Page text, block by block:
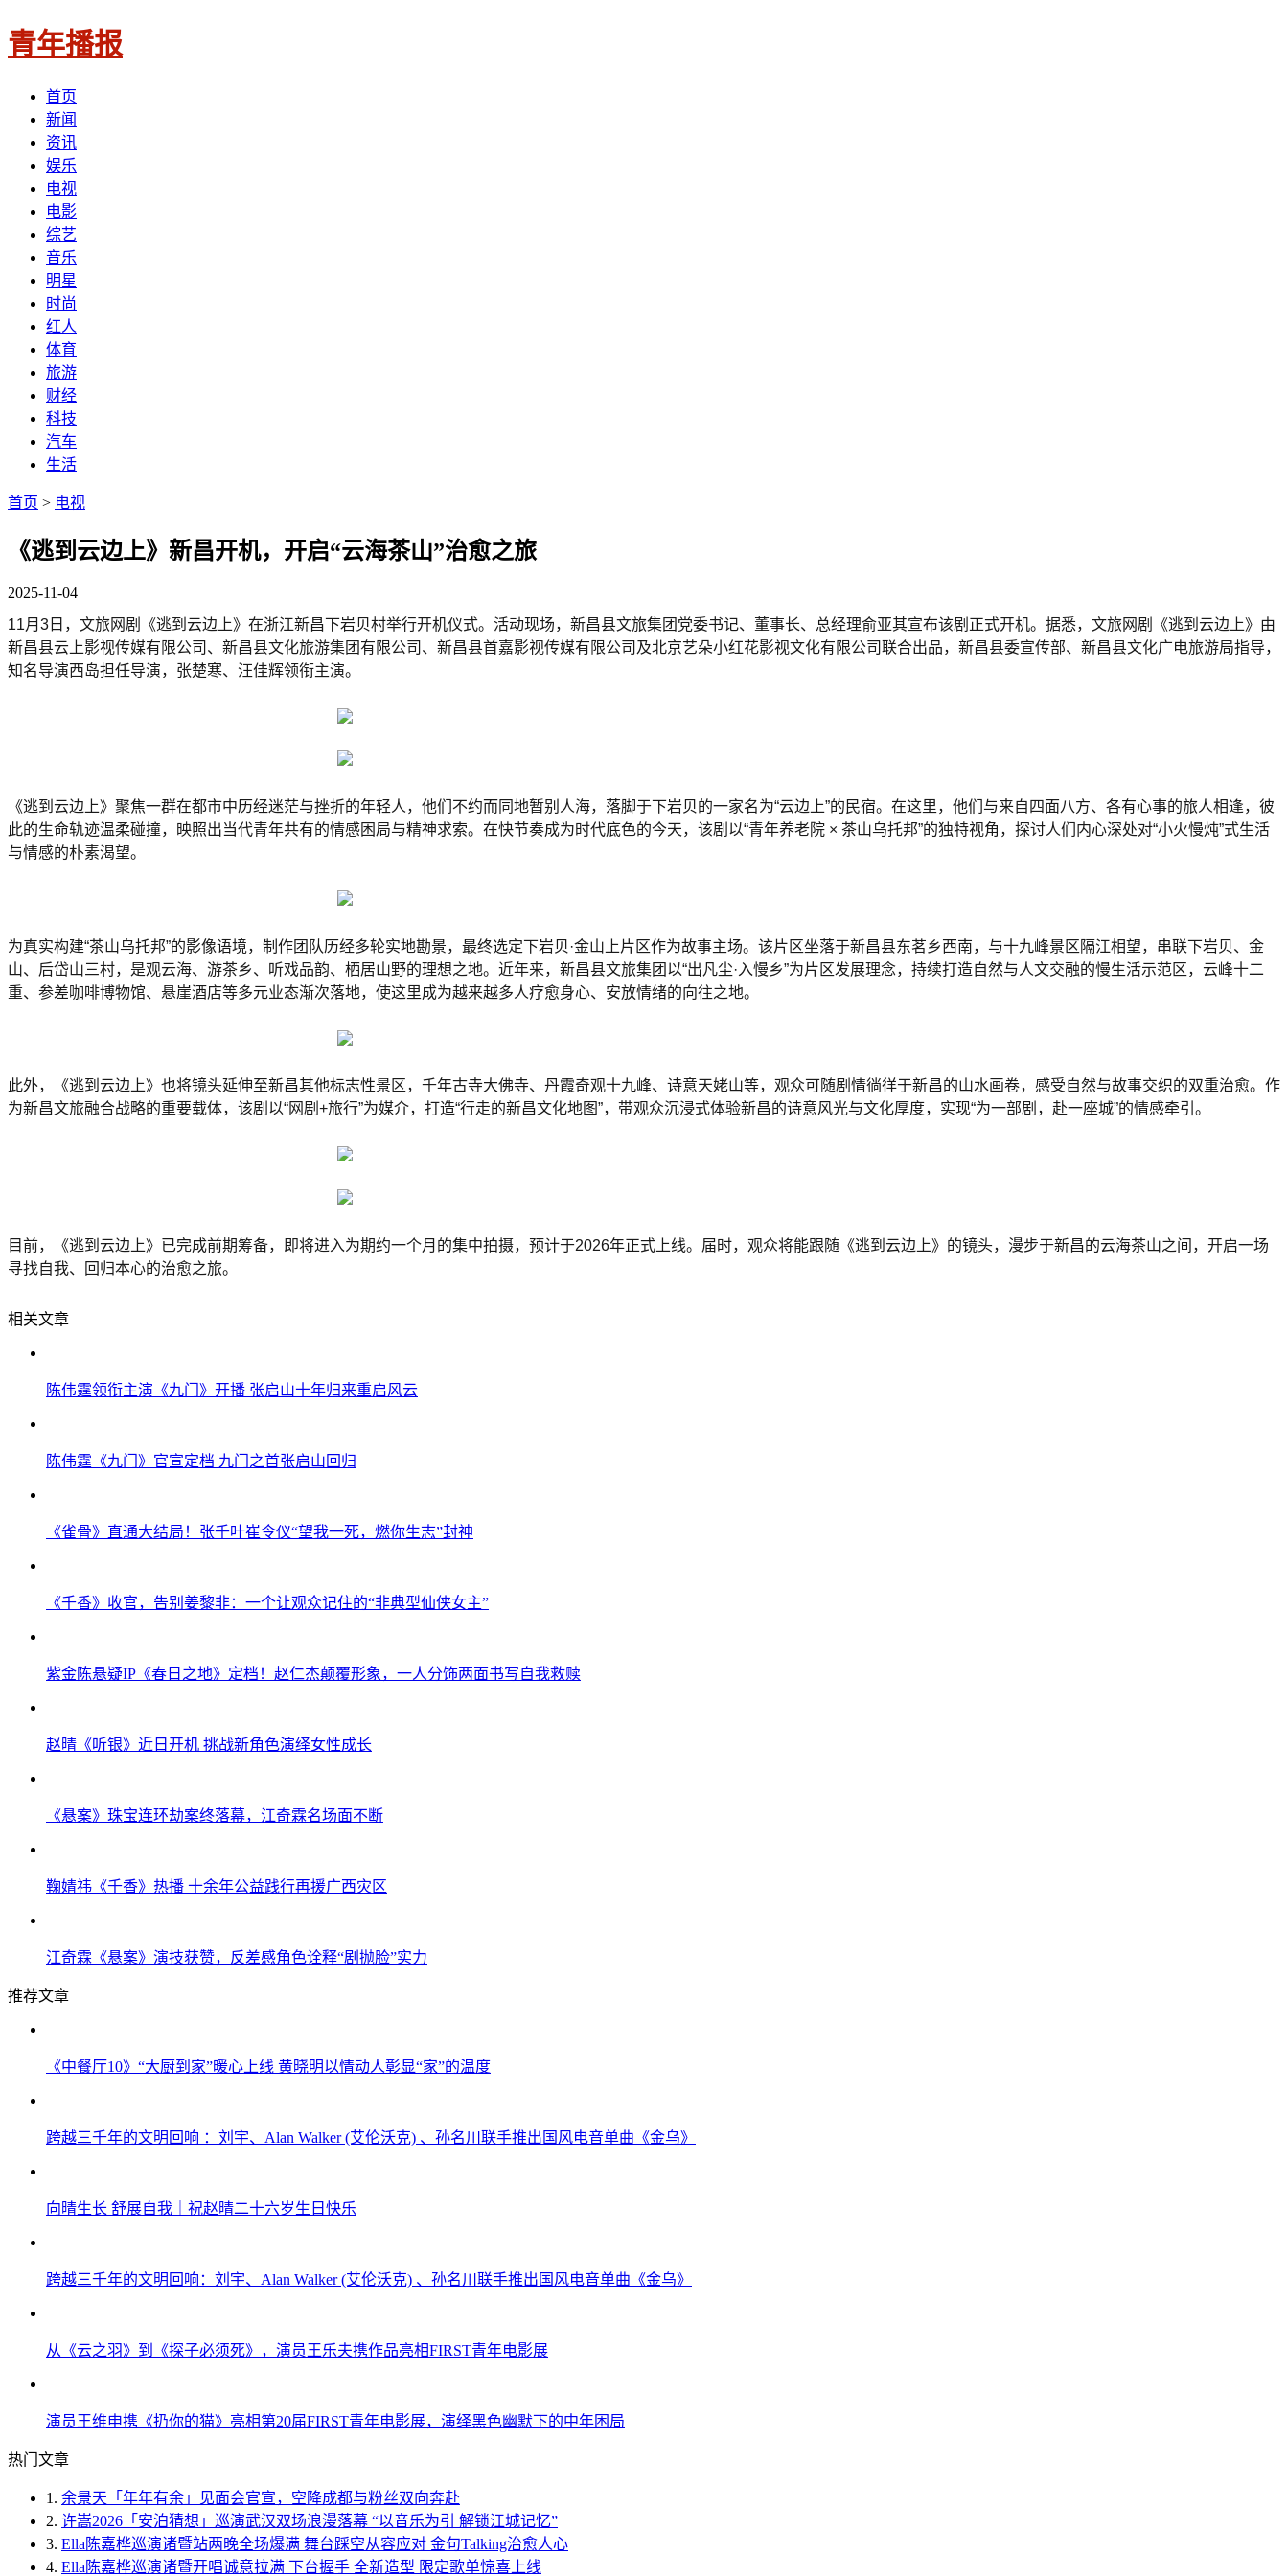
青年播报
首页
新闻
资讯
娱乐
电视
电影
综艺
音乐
明星
时尚
红人
体育
旅游
财经
科技
汽车
生活
首页 > 电视
《逃到云边上》新昌开机，开启“云海茶山”治愈之旅
2025-11-04
11月3日，文旅网剧《逃到云边上》在浙江新昌下岩贝村举行开机仪式。活动现场，新昌县文旅集团党委书记、董事长、总经理俞亚其宣布该剧正式开机。据悉，文旅网剧《逃到云边上》由
新昌县云上影视传媒有限公司、新昌县文化旅游集团有限公司、新昌县首嘉影视传媒有限公司及北京艺朵小红花影视文化有限公司联合出品，新昌县委宣传部、新昌县文化广电旅游局指导，
知名导演西岛担任导演，张楚寒、汪佳辉领衔主演。
《逃到云边上》聚焦一群在都市中历经迷茫与挫折的年轻人，他们不约而同地暂别人海，落脚于下岩贝的一家名为“云边上”的民宿。在这里，他们与来自四面八方、各有心事的旅人相逢，彼
此的生命轨迹温柔碰撞，映照出当代青年共有的情感困局与精神求索。在快节奏成为时代底色的今天，该剧以“青年养老院 × 茶山乌托邦”的独特视角，探讨人们内心深处对“小火慢炖”式生活
与情感的朴素渴望。
为真实构建“茶山乌托邦”的影像语境，制作团队历经多轮实地勘景，最终选定下岩贝·金山上片区作为故事主场。该片区坐落于新昌县东茗乡西南，与十九峰景区隔江相望，串联下岩贝、金
山、后岱山三村，是观云海、游茶乡、听戏品韵、栖居山野的理想之地。近年来，新昌县文旅集团以“出凡尘·入慢乡”为片区发展理念，持续打造自然与人文交融的慢生活示范区，云峰十二
重、参差咖啡博物馆、悬崖酒店等多元业态渐次落地，使这里成为越来越多人疗愈身心、安放情绪的向往之地。
此外，《逃到云边上》也将镜头延伸至新昌其他标志性景区，千年古寺大佛寺、丹霞奇观十九峰、诗意天姥山等，观众可随剧情徜徉于新昌的山水画卷，感受自然与故事交织的双重治愈。作
为新昌文旅融合战略的重要载体，该剧以“网剧+旅行”为媒介，打造“行走的新昌文化地图”，带观众沉浸式体验新昌的诗意风光与文化厚度，实现“为一部剧，赴一座城”的情感牵引。
目前，《逃到云边上》已完成前期筹备，即将进入为期约一个月的集中拍摄，预计于2026年正式上线。届时，观众将能跟随《逃到云边上》的镜头，漫步于新昌的云海茶山之间，开启一场
寻找自我、回归本心的治愈之旅。
相关文章
陈伟霆领衔主演《九门》开播 张启山十年归来重启风云
陈伟霆《九门》官宣定档 九门之首张启山回归
《雀骨》直通大结局！张千叶崔令仪“望我一死，燃你生志”封神
《千香》收官，告别姜黎非：一个让观众记住的“非典型仙侠女主”
紫金陈悬疑IP《春日之地》定档！赵仁杰颠覆形象，一人分饰两面书写自我救赎
赵晴《听银》近日开机 挑战新角色演绎女性成长
《悬案》珠宝连环劫案终落幕，江奇霖名场面不断
鞠婧祎《千香》热播 十余年公益践行再援广西灾区
江奇霖《悬案》演技获赞，反差感角色诠释“剧抛脸”实力
推荐文章
《中餐厅10》“大厨到家”暖心上线 黄晓明以情动人彰显“家”的温度
跨越三千年的文明回响 ：刘宇、Alan Walker (艾伦沃克) 、孙名川联手推出国风电音单曲《金乌》
向晴生长 舒展自我｜祝赵晴二十六岁生日快乐
跨越三千年的文明回响：刘宇、Alan Walker (艾伦沃克) 、孙名川联手推出国风电音单曲《金乌》
从《云之羽》到《探子必须死》，演员王乐夫携作品亮相FIRST青年电影展
演员王维申携《扔你的猫》亮相第20届FIRST青年电影展，演绎黑色幽默下的中年困局
热门文章
1. 余景天「年年有余」见面会官宣，空降成都与粉丝双向奔赴
2. 许嵩2026「安泊猜想」巡演武汉双场浪漫落幕 “以音乐为引 解锁江城记忆”
3. Ella陈嘉桦巡演诸暨站两晚全场爆满 舞台踩空从容应对 金句Talking治愈人心
4. Ella陈嘉桦巡演诸暨开唱诚意拉满 下台握手 全新造型 限定歌单惊喜上线